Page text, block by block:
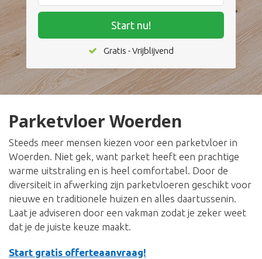
Start nu!
Gratis - Vrijblijvend
Parketvloer Woerden
Steeds meer mensen kiezen voor een parketvloer in
Woerden. Niet gek, want parket heeft een prachtige
warme uitstraling en is heel comfortabel. Door de
diversiteit in afwerking zijn parketvloeren geschikt voor
nieuwe en traditionele huizen en alles daartussenin.
Laat je adviseren door een vakman zodat je zeker weet
dat je de juiste keuze maakt.
Start gratis offerteaanvraag!